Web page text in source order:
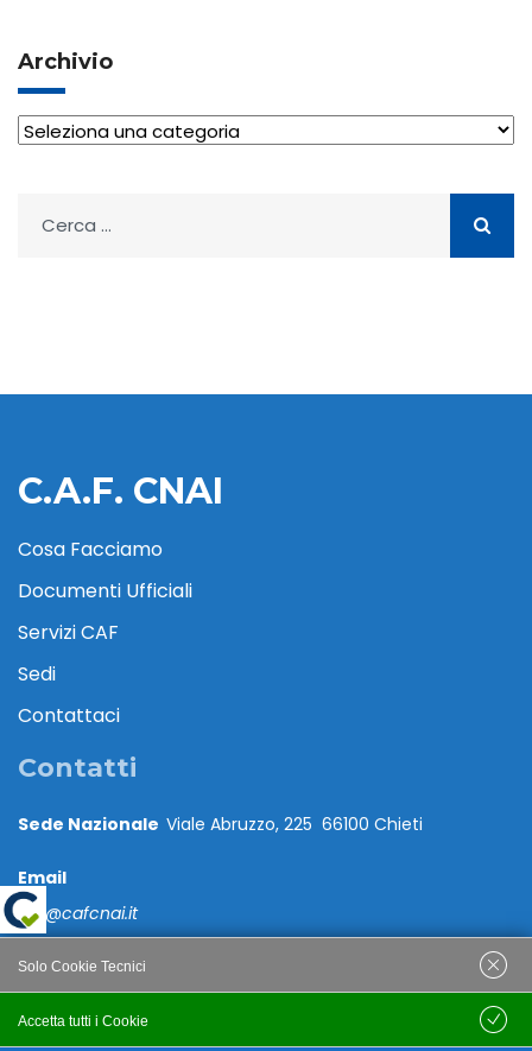
Archivio
Archivio
per:
C.A.F. CNAI
Cosa Facciamo
Documenti Ufficiali
Servizi CAF
Sedi
Contattaci
Contatti
Sede Nazionale Viale Abruzzo, 225 66100 Chieti
Email
caf@cafcnai.it
Posta Certificata
Accetta tutti i Cookie
Solo Cookie Tecnici
Salva